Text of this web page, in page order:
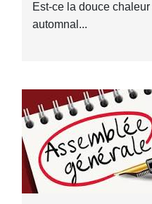
Est-ce la douce
automnal...